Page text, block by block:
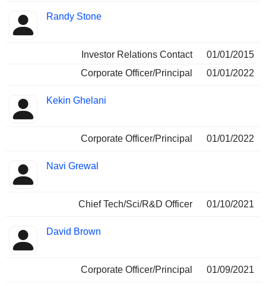
Randy Stone
Investor Relations Contact
01/01/2015
Corporate Officer/Principal
01/01/2022
Kekin Ghelani
Corporate Officer/Principal 01/01/2022
Navi Grewal
Chief Tech/Sci/R&D Officer 01/10/2021
David Brown
Corporate Officer/Principal 01/09/2021